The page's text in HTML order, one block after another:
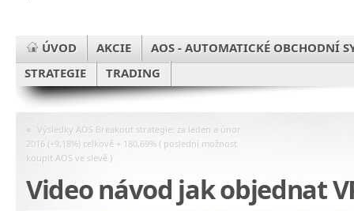
ÚVOD AKCIE
AOS - AUTOMATICKÉ OBCHODNÍ
STRATEGIE
TRADING
« Výsledky AOS Breakout strategie: za leden a únor
2016 (+9,18%) celkově + 180,69% ( poslední možnost
koupit AOS ve slevě )
Video návod jak objednat